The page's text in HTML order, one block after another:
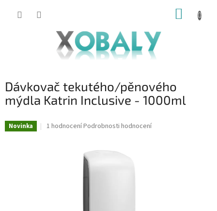
KOŠÍK
Dávkovač tekutého/pěnového
mýdla Katrin Inclusive - 1000ml
Novinka
Průměrné
1 hodnoceníPodrobnosti hodnocení